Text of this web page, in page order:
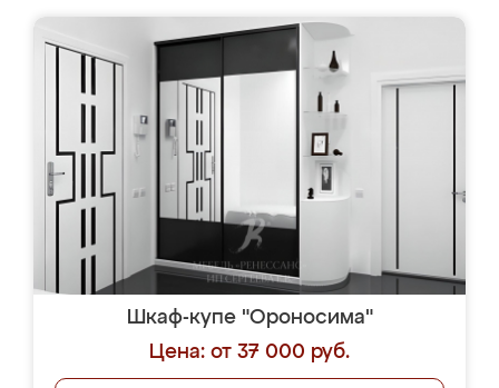
Шкаф-купе "Ороносима"
Цена: от 37 000 руб.